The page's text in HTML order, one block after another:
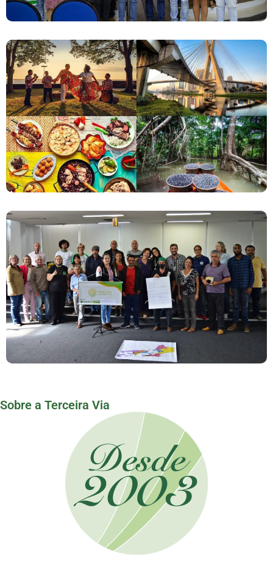
Novas Filiais Da Terceira Via
Reunião De Mobilização Dos Empreendimentos
Da Agricultura Familiar Acontece No Rio De
Janeiro
Sobre a Terceira Via